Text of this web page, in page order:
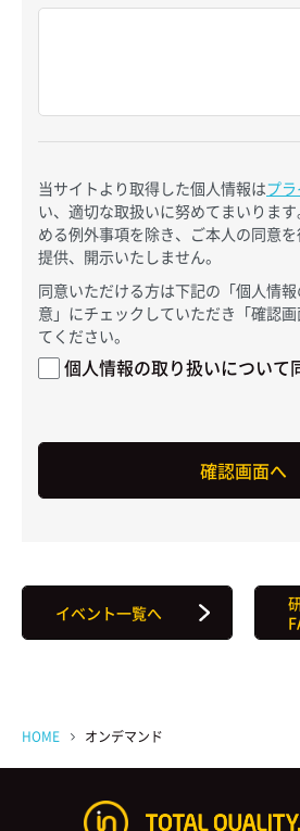
当サイトより取得した個人情報はプ
い、適切な取扱いに努めてまいりま
める例外事項を除き、ご本人の同意
提供、開示いたしません。
同意いただける方は下記の「個人情
意」にチェックしていただき「確認
てください。
個人情報の取り扱いについて
イベント一覧へ
HOME オンデマンド